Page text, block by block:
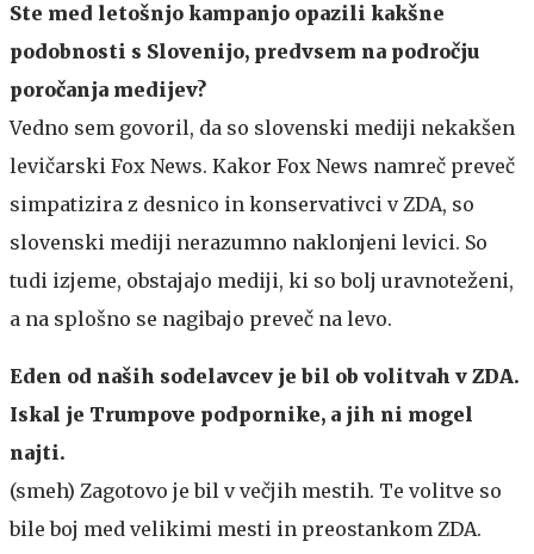
Ste med letošnjo kampanjo opazili kakšne
podobnosti s Slovenijo, predvsem na področju
poročanja medijev?
Vedno sem govoril, da so slovenski mediji nekakšen
levičarski Fox News. Kakor Fox News namreč preveč
simpatizira z desnico in konservativci v ZDA, so
slovenski mediji nerazumno naklonjeni levici. So
tudi izjeme, obstajajo mediji, ki so bolj uravnoteženi,
a na splošno se nagibajo preveč na levo.
Eden od naših sodelavcev je bil ob volitvah v ZDA.
Iskal je Trumpove podpornike, a jih ni mogel
najti.
(smeh) Zagotovo je bil v večjih mestih. Te volitve so
bile boj med velikimi mesti in preostankom ZDA.